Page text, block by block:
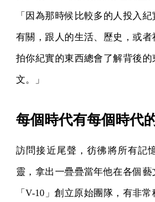
「因為那時候比較多的人投入
有關，跟人的生活、歷史，或
拍你紀實的東西總會了解背後的
文。」
每個時代有每個時代
訪問接近尾聲，彷彿將所有記
靈，拿出一疊疊當年他在各個
「V-10」創立原始團隊，有非